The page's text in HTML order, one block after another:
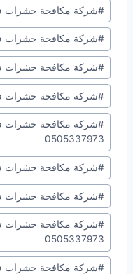
#شركة مكافحة حشرات في
#شركة مكافحة حشرات في
#شركة مكافحة حشرات في
#شركة مكافحة حشرات في
#شركة مكافحة حشرات
0505337973
#شركة مكافحة حشرات في
#شركة مكافحة حشرات في
#شركة مكافحة حشرات في
0505337973
#شركة مكافحة حشرات في